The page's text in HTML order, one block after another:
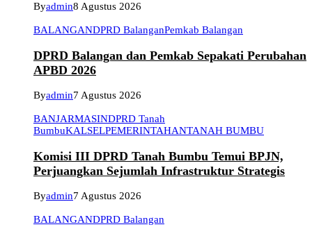
Byadmin8 Agustus 2026
BALANGANDPRD BalanganPemkab Balangan
DPRD Balangan dan Pemkab Sepakati Perubahan
APBD 2026
Byadmin7 Agustus 2026
BANJARMASINDPRD Tanah
BumbuKALSELPEMERINTAHANTANAH BUMBU
Komisi III DPRD Tanah Bumbu Temui BPJN,
Perjuangkan Sejumlah Infrastruktur Strategis
Byadmin7 Agustus 2026
BALANGANDPRD Balangan